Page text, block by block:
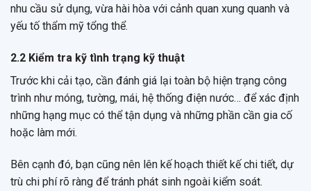
nhu cầu sử dụng, vừa hài hòa với cảnh quan xung quanh và
yếu tố thẩm mỹ tổng thể.
2.2 Kiểm tra kỹ tình trạng kỹ thuật
Trước khi cải tạo, cần đánh giá lại toàn bộ hiện trạng công
trình như móng, tường, mái, hệ thống điện nước… để xác định
những hạng mục có thể tận dụng và những phần cần gia cố
hoặc làm mới.
Bên cạnh đó, bạn cũng nên lên kế hoạch thiết kế chi tiết, dự
trù chi phí rõ ràng để tránh phát sinh ngoài kiểm soát.